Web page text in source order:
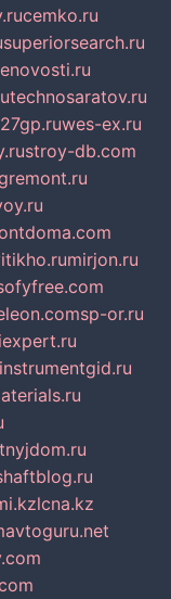
cemko.ru
superiorsearch.ru
technosaratov.ru
wes-ex.ru
stroy-db.com
mirjon.ru
sp-or.ru
instrumentgid.ru
lcna.kz
avtoguru.net